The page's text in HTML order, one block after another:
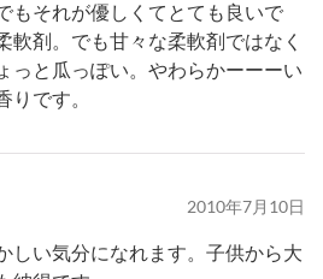
もそれが優しくてとても良いで
軟剤。でも甘々な柔軟剤ではなく
っと瓜っぽい。やわらかーーーい
りです。
2010年7月10日
しい気分になれます。子供から大